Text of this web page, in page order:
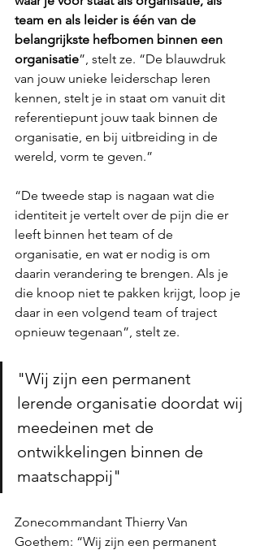
team en als leider is één van de
belangrijkste hefbomen binnen een
organisatie”, stelt ze. “De blauwdruk
van jouw unieke leiderschap leren
kennen, stelt je in staat om vanuit dit
referentiepunt jouw taak binnen de
organisatie, en bij uitbreiding in de
wereld, vorm te geven.”
“De tweede stap is nagaan wat die
identiteit je vertelt over de pijn die er
leeft binnen het team of de
organisatie, en wat er nodig is om
daarin verandering te brengen. Als je
die knoop niet te pakken krijgt, loop je
daar in een volgend team of traject
opnieuw tegenaan”, stelt ze.
"Wij zijn een permanent
lerende organisatie doordat wij
meedeinen met de
ontwikkelingen binnen de
maatschappij"
Zonecommandant Thierry Van
Goethem: “Wij zijn een permanent